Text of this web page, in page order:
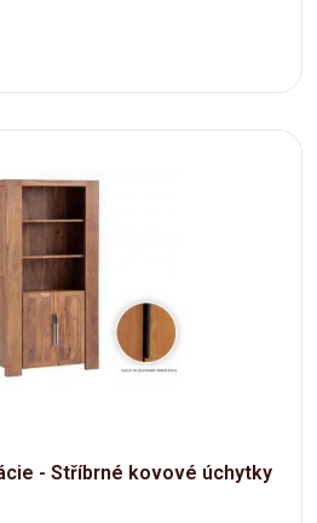
- Stříbrné kovové úchytky